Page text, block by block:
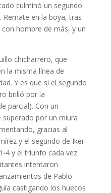
culminó un segundo
Remate en la boya, tras
hombre de más, y un
chicharrero, que
la misma línea de
Y es que si el segundo
brilló por la
parcial). Con un
por un miura
gracias al
y el segundo de Iker
4 y el triunfo cada vez
intentaron
de Pablo
castigando los huecos